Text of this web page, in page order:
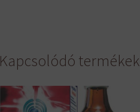
Kapcsolódó termékek